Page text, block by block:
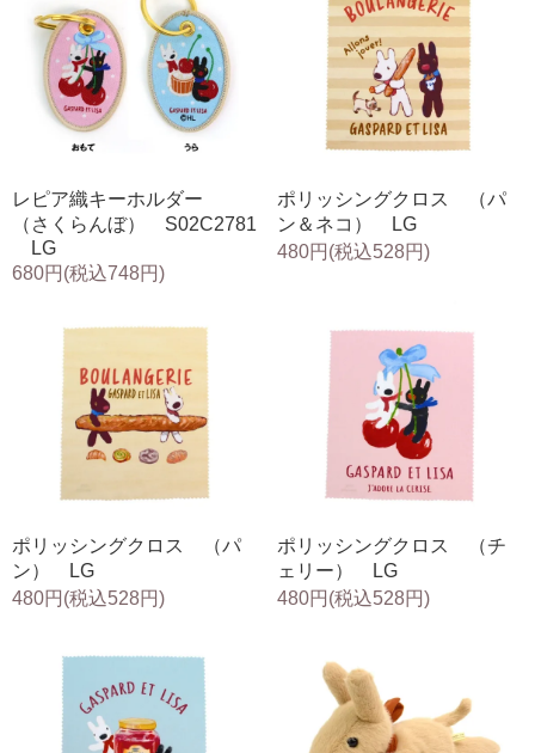
レピア織キーホルダー
（さくらんぼ） S02C2781
LG
680円(税込748円)
ポリッシングクロス （パ
ン＆ネコ） LG
480円(税込528円)
ポリッシングクロス （パ
ン） LG
480円(税込528円)
ポリッシングクロス （チ
ェリー） LG
480円(税込528円)